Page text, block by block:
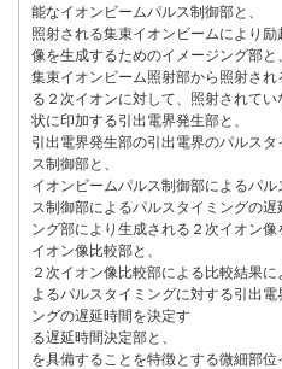
能なイオンビームパルス制御部と、
照射される集束イオンビームにより
像を生成するためのイメージング部と、
集束イオンビーム照射部から照射さ
る２次イオンに対して、照射されて
状に印加する引出電界発生部と、
引出電界発生部の引出電界のパルス
ス制御部と、
イオンビームパルス制御部によるパ
ス制御部によるパルスタイミングの
ング部により生成される２次イオン
イオン像比較部と、
２次イオン像比較部による比較結果
よるパルスタイミングに対する引出
ングの遅延時間を決定す
る遅延時間決定部と、
を具備することを特徴とする微細部位